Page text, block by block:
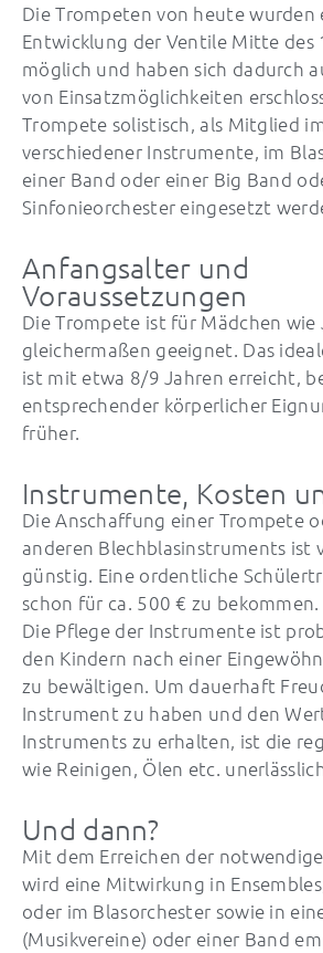
Die Trompeten von heute wurden
Entwicklung der Ventile Mitte des
möglich und haben sich dadurch
von Einsatzmöglichkeiten
Trompete solistisch, als Mitglied
verschiedener Instrumente, im
einer Band oder einer Big Band
Sinfonieorchester eingesetzt
Anfangsalter und
Voraussetzungen
Die Trompete ist für Mädchen wie
gleichermaßen geeignet. Das
ist mit etwa 8/9 Jahren erreicht,
entsprechender körperlicher
früher.
Instrumente, Kosten
Die Anschaffung einer Trompete
anderen Blechblasinstruments ist
günstig. Eine ordentliche
schon für ca. 500 € zu bekommen.
Die Pflege der Instrumente ist
den Kindern nach einer
zu bewältigen. Um dauerhaft
Instrument zu haben und den
Instruments zu erhalten, ist die
wie Reinigen, Ölen etc.
Und dann?
Mit dem Erreichen der
wird eine Mitwirkung in
oder im Blasorchester sowie in
(Musikvereine) oder einer Band